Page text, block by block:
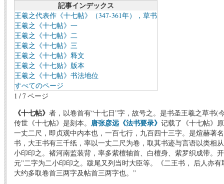
記事インデックス
王羲之代表作《十七帖》（347-361年），草书
王羲之《十七帖》一
王羲之《十七帖》二
王羲之《十七帖》三
王羲之《十七帖》释文
王羲之《十七贴》版本
王羲之《十七帖》书法地位
すべてのページ
1 / 7 ページ
《十七帖》 者，以卷首有“十七日”字，故号之。是书圣王羲之草书(
传世《十七帖》是刻本。 唐张彦远《法书要录》 记载了《十七帖》
一丈二尺，即贞观中内本也，一百七行，九百四十三字。是煊赫著
书，大王书有三千纸，率以一丈二尺为卷，取其书迹与言语以类相
小印印之。褚河南监装背，率多紫檀轴首、白檀身、紫罗织成带。
元”二字为二小印印之。跋尾又列当时大臣等。《二王书， 后人亦
大约多取卷首三两字及帖首三两字也。”